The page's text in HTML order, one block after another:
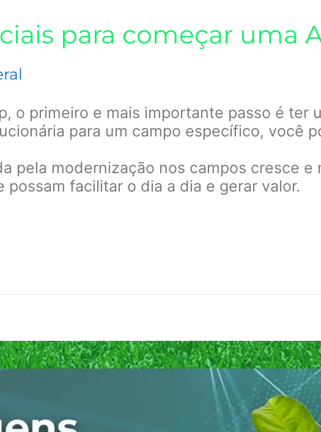
para começar uma
o primeiro e mais importante passo é ter
para um campo específico, você
pela modernização nos campos cresce e
facilitar o dia a dia e gerar valor.